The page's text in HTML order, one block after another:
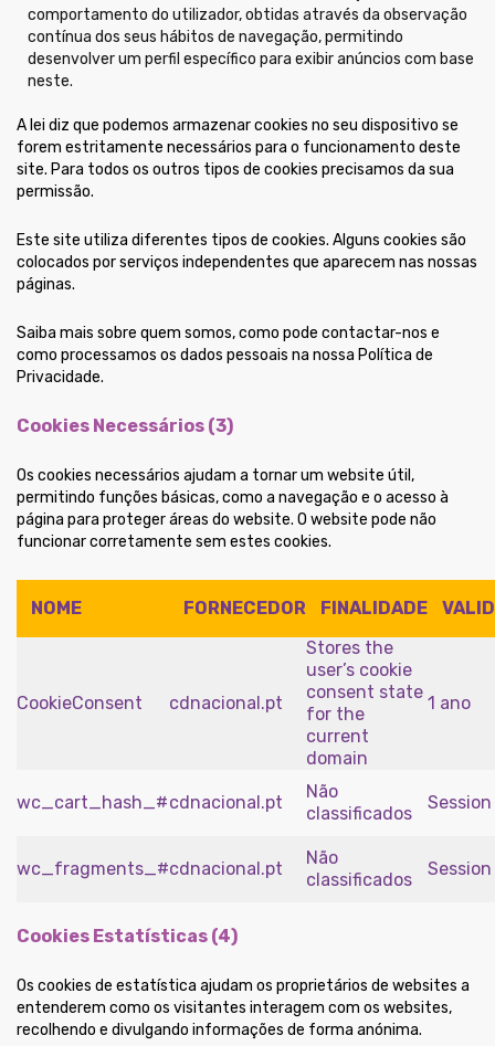
comportamento do utilizador, obtidas através da observação
contínua dos seus hábitos de navegação, permitindo
desenvolver um perfil específico para exibir anúncios com base
neste.
A lei diz que podemos armazenar cookies no seu dispositivo se
forem estritamente necessários para o funcionamento deste
site. Para todos os outros tipos de cookies precisamos da sua
permissão.
Este site utiliza diferentes tipos de cookies. Alguns cookies são
colocados por serviços independentes que aparecem nas nossas
páginas.
Saiba mais sobre quem somos, como pode contactar-nos e
como processamos os dados pessoais na nossa Política de
Privacidade.
Cookies Necessários (3)
Os cookies necessários ajudam a tornar um website útil,
permitindo funções básicas, como a navegação e o acesso à
página para proteger áreas do website. O website pode não
funcionar corretamente sem estes cookies.
NOME FORNECEDOR FINALIDADE
CookieConsent cdnacional.pt
Stores the
user’s cookie
consent state
for the
current
domain
1 ano
wc_cart_hash_#cdnacional.pt
Não
classificados
Session
wc_fragments_#cdnacional.pt
Não
classificados
Session
Cookies Estatísticas (4)
Os cookies de estatística ajudam os proprietários de websites a
entenderem como os visitantes interagem com os websites,
recolhendo e divulgando informações de forma anónima.